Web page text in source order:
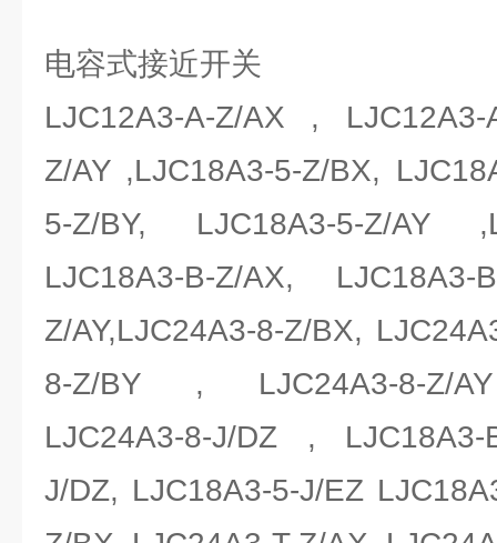
电容式接近开关
LJC12A3-A-Z/AX , LJC12A3-
Z/AY ,LJC18A3-5-Z/BX,
5-Z/BY, LJC18A3-5-Z/AY
LJC18A3-B-Z/AX, LJC18A3-
Z/AY,LJC24A3-8-Z/BX,
8-Z/BY , LJC24A3-8-Z/
LJC24A3-8-J/DZ , LJC18A3-
J/DZ, LJC18A3-5-J/EZ